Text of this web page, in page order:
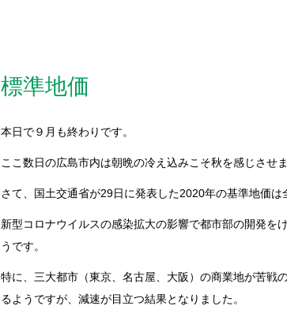
標準地価
本日で９月も終わりです。
ここ数日の広島市内は朝晩の冷え込みこそ秋を感じさせ
さて、国土交通省が29日に発表した2020年の基準地価は
新型コロナウイルスの感染拡大の影響で都市部の開発を
うです。
特に、三大都市（東京、名古屋、大阪）の商業地が苦戦
るようですが、減速が目立つ結果となりました。